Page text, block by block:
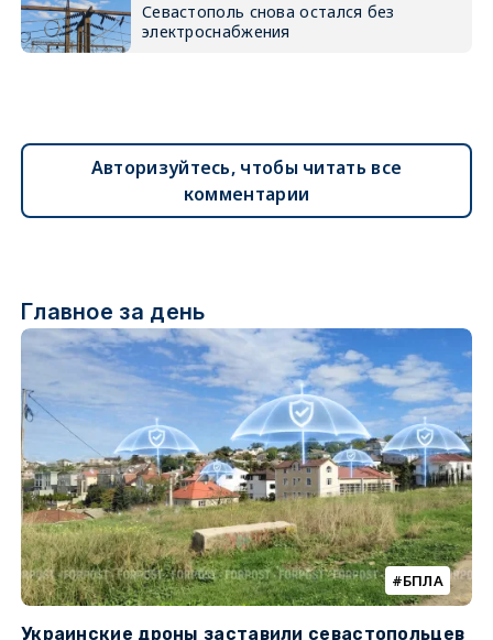
Севастополь снова остался без
электроснабжения
Авторизуйтесь, чтобы читать все
комментарии
Главное за день
БПЛА
Украинские дроны заставили севастопольцев